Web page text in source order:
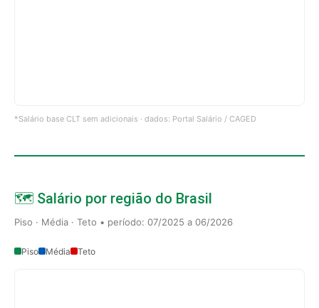
*Salário base CLT sem adicionais · dados: Portal Salário / CAGED
🗺️ Salário por região do Brasil
Piso · Média · Teto • período: 07/2025 a 06/2026
Piso Média Teto